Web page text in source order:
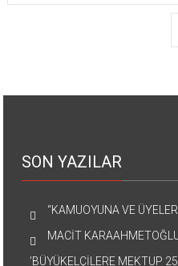
SON YAZILAR
“KAMUOYUNA VE
MACİT
’BÜYÜKELÇİLERE MEKTUP